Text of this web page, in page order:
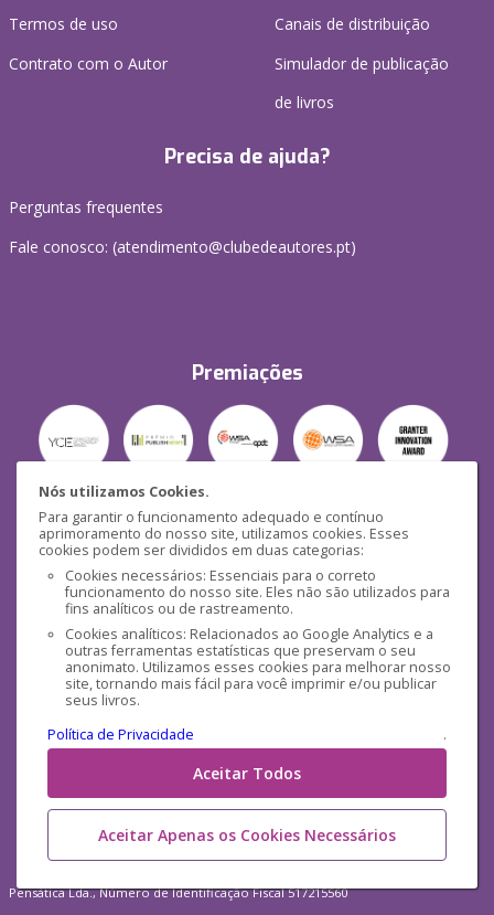
Nós utilizamos Cookies.
Para garantir o funcionamento adequado e contínuo
aprimoramento do nosso site, utilizamos cookies. Esses
cookies podem ser divididos em duas categorias:
Cookies necessários: Essenciais para o correto
funcionamento do nosso site. Eles não são utilizados para
fins analíticos ou de rastreamento.
Cookies analíticos: Relacionados ao Google Analytics e a
outras ferramentas estatísticas que preservam o seu
anonimato. Utilizamos esses cookies para melhorar nosso
site, tornando mais fácil para você imprimir e/ou publicar
seus livros.
Política de Privacidade
.
Aceitar Todos
Aceitar Apenas os Cookies Necessários
Termos de uso
Contrato com o Autor
Canais de distribuição
Simulador de publicação
de livros
Precisa de ajuda?
Perguntas frequentes
Fale conosco: (atendimento@clubedeautores.pt)
Premiações
Segurança
Mídias Sociais
Pensática Lda., Número de Identificação Fiscal 517215560